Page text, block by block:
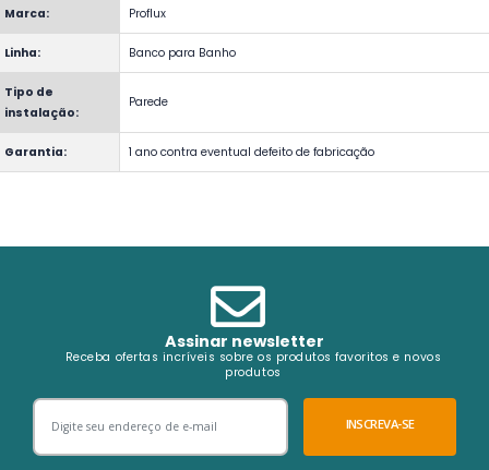
Marca: Proflux
Linha: Banco para Banho
Tipo de
instalação:
Parede
Garantia: 1 ano contra eventual defeito de fabricação
Assinar newsletter
Receba ofertas incríveis sobre os produtos favoritos e novos
produtos
INSCREVA-SE